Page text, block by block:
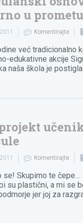
u prometu
Komentirajte
već tradicionalno
edukativne akcije
naša škola je
Komentirajte
se! Skupimo te čepe…
su plastični, a mi se
jer joj za